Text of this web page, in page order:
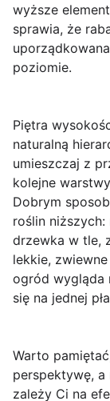
wyższe
sprawia, że
poziomie.
Piętra
naturalną
umieszczaj z
kolejne
Dobrym
roślin niższych:
drzewka w tle,
lekkie,
ogród wygląda
się na jednej
Warto
perspektywę, a
zależy Ci na